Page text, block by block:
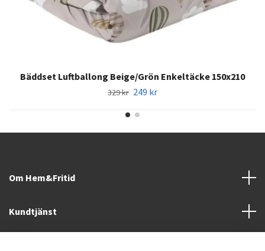
Bäddset Luftballong Beige/Grön Enkeltäcke 150x210
329 kr 249 kr
Om Hem&Fritid
Kundtjänst